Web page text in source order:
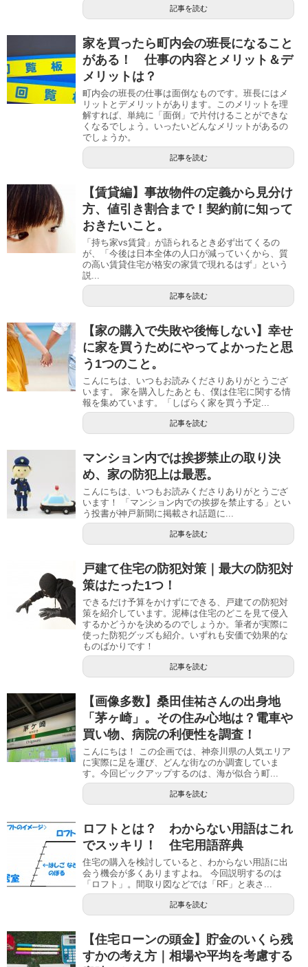
記事を読む
家を買ったら町内会の班長になること
がある！ 仕事の内容とメリット＆デ
メリットは？
町内会の班長の仕事は面倒なものです。班長にはメ
リットとデメリットがあります。このメリットを理
解すれば、単純に「面倒」で片付けることができな
くなるでしょう。いったいどんなメリットがあるの
でしょうか。
記事を読む
【賃貸編】事故物件の定義から見分け
方、値引き割合まで！契約前に知って
おきたいこと。
「持ち家vs賃貸」が語られるとき必ず出てくるの
が、「今後は日本全体の人口が減っていくから、質
の高い賃貸住宅が格安の家賃で現れるはず」という
説...
記事を読む
【家の購入で失敗や後悔しない】幸せ
に家を買うためにやってよかったと思
う1つのこと。
こんにちは、いつもお読みくださりありがとうござ
います。 家を購入したあとも、僕は住宅に関する情
報を集めています。「しばらく家を買う予定...
記事を読む
マンション内では挨拶禁止の取り決
め、家の防犯上は最悪。
こんにちは、いつもお読みくださりありがとうござ
います！ 「マンション内での挨拶を禁止する」とい
う投書が神戸新聞に掲載され話題に...
記事を読む
戸建て住宅の防犯対策｜最大の防犯対
策はたった1つ！
できるだけ予算をかけずにできる、戸建ての防犯対
策を紹介しています。泥棒は住宅のどこを見て侵入
するかどうかを決めるのでしょうか。筆者が実際に
使った防犯グッズも紹介。いずれも安価で効果的な
ものばかりです！
記事を読む
【画像多数】桑田佳祐さんの出身地
「茅ヶ崎」。その住み心地は？電車や
買い物、病院の利便性を調査！
こんにちは！ この企画では、神奈川県の人気エリア
に実際に足を運び、どんな街なのか調査していま
す。今回ピックアップするのは、海が似合う町...
記事を読む
ロフトとは？ わからない用語はこれ
でスッキリ！ 住宅用語辞典
住宅の購入を検討していると、わからない用語に出
会う機会が多くありますよね。 今回説明するのは
「ロフト」。間取り図などでは「RF」と表さ...
記事を読む
【住宅ローンの頭金】貯金のいくら残
すかの考え方｜相場や平均を考慮する